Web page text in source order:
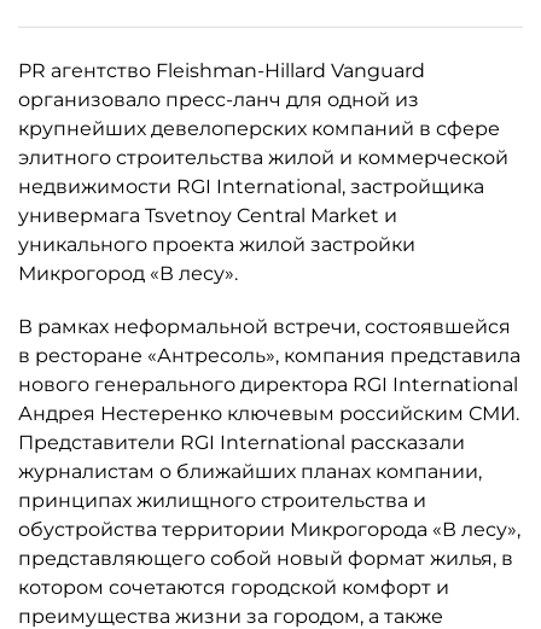
PR агентство Fleishman-Hillard Vanguard
организовало пресс-ланч для одной из
крупнейших девелоперских компаний в сфере
элитного строительства жилой и коммерческой
недвижимости RGI International, застройщика
универмага Tsvetnoy Central Market и
уникального проекта жилой застройки
Микрогород «В лесу».
В рамках неформальной встречи, состоявшейся
в ресторане «Антресоль», компания представила
нового генерального директора RGI International
Андрея Нестеренко ключевым российским СМИ.
Представители RGI International рассказали
журналистам о ближайших планах компании,
принципах жилищного строительства и
обустройства территории Микрогорода «В лесу»,
представляющего собой новый формат жилья, в
котором сочетаются городской комфорт и
преимущества жизни за городом, а также